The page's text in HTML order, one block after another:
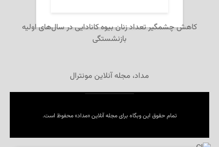
کاهش چشمگیر تعداد زنان بیوه کانادایی در سال‌های اولیه
بازنشستگی
مداد، مجله آنلاین مونترال
تمام حقوق این وبگاه برای مجله آنلاین «مداد» محفوظ است.